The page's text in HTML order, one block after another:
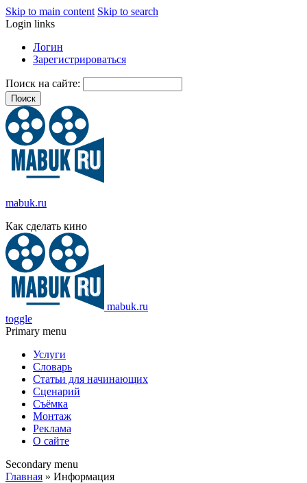
Skip to main content Skip to search
Login links
Логин
Зарегистрироваться
Поиск на сайте:
mabuk.ru
Как сделать кино
mabuk.ru
toggle
Primary menu
Услуги
Словарь
Статьи для начинающих
Сценарий
Съёмка
Монтаж
Реклама
О сайте
Secondary menu
Главная » Информация